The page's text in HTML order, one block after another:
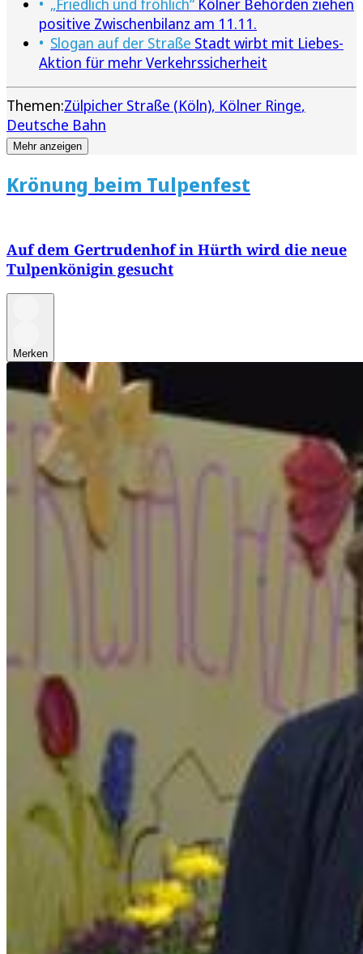
positive Zwischenbilanz am 11.11.
Slogan auf der Straße Stadt wirbt mit Liebes-
Aktion für mehr Verkehrssicherheit
Themen:Zülpicher Straße (Köln) Kölner Ringe
Deutsche Bahn
Mehr anzeigen
Krönung beim Tulpenfest
Auf dem Gertrudenhof in Hürth wird die neue
Tulpenkönigin gesucht
Merken